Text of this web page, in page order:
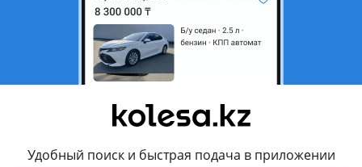
Удобный поиск и быстрая подача в приложении
Седан
Объем двигателя, л
Пробег
Механика
Руль
Слева